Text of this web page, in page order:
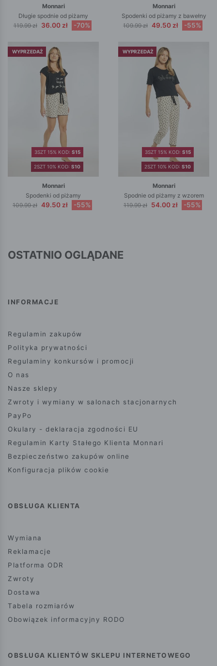
Monnari
Długie spodnie od piżamy
119.99 zł
36.00 zł -70%
Monnari
Spodenki od piżamy z bawełny
109.99 zł 49.50 zł -55%
WYPRZEDAŻ
2SZT 10% KOD: S10
3SZT 15% KOD: S15
Monnari
Spodenki od piżamy
109.99 zł 49.50 zł -55%
WYPRZEDAŻ
2SZT 10% KOD: S10
3SZT 15% KOD: S15
Monnari
Spodnie od piżamy z wzorem
119.99 zł 54.00 zł -55%
OSTATNIO OGLĄDANE
INFORMACJE
Regulamin zakupów
Polityka prywatności
Regulaminy konkursów i promocji
O nas
Nasze sklepy
Zwroty i wymiany w salonach stacjonarnych
PayPo
Okulary - deklaracja zgodności EU
Regulamin Karty Stałego Klienta Monnari
Bezpieczeństwo zakupów online
Konfiguracja plików cookie
OBSŁUGA KLIENTA
Wymiana
Reklamacje
Platforma ODR
Zwroty
Dostawa
Tabela rozmiarów
Obowiązek informacyjny RODO
OBSŁUGA KLIENTÓW SKLEPU INTERNETOWEGO